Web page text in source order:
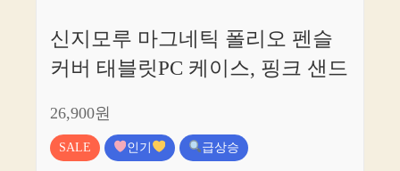
신지모루 마그네틱 폴리오 펜슬
커버 태블릿PC 케이스, 핑크 샌드
26,900원
SALE 인기 급상승